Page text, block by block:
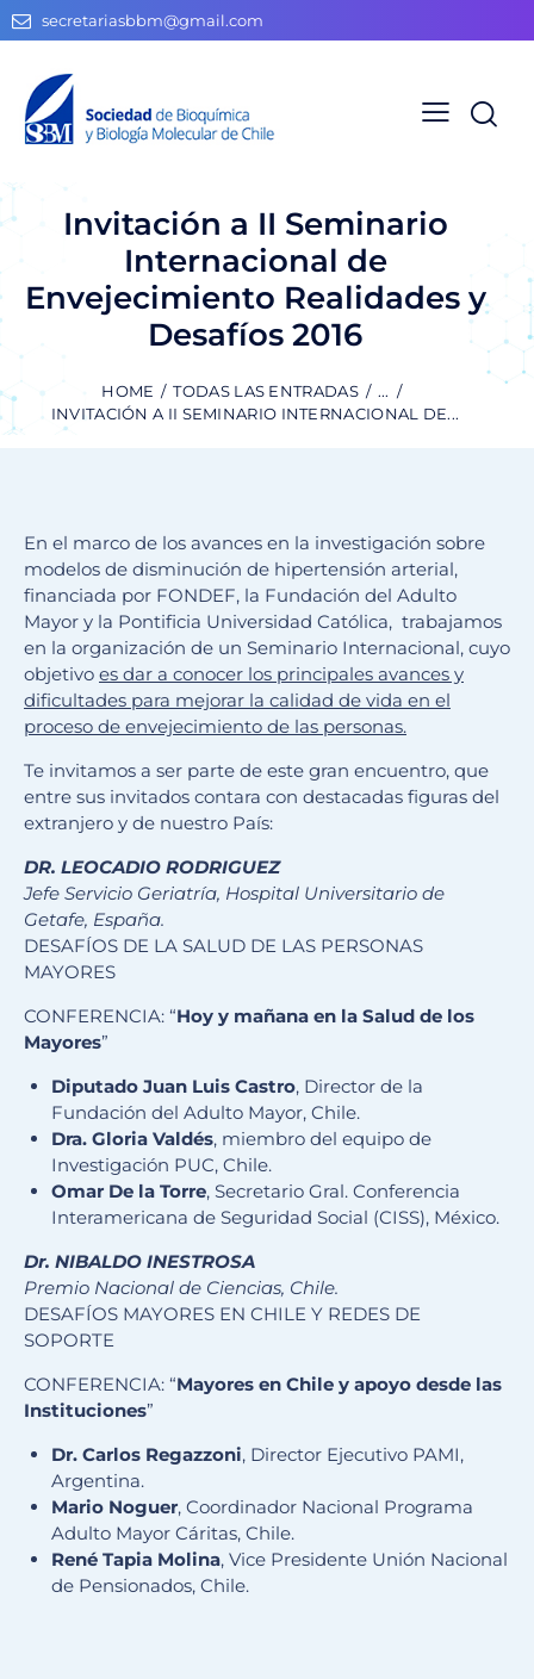
secretariasbbm@gmail.com
Invitación a II Seminario
Internacional de
Envejecimiento Realidades y
Desafíos 2016
HOME TODAS LAS ENTRADAS
...
INVITACIÓN A II SEMINARIO INTERNACIONAL DE...
En el marco de los avances en la investigación sobre
modelos de disminución de hipertensión arterial,
financiada por FONDEF, la Fundación del Adulto
Mayor y la Pontificia Universidad Católica, trabajamos
en la organización de un Seminario Internacional, cuyo
objetivo es dar a conocer los principales avances y
dificultades para mejorar la calidad de vida en el
proceso de envejecimiento de las personas.
Te invitamos a ser parte de este gran encuentro, que
entre sus invitados contara con destacadas figuras del
extranjero y de nuestro País:
DR. LEOCADIO RODRIGUEZ
Jefe Servicio Geriatría, Hospital Universitario de
Getafe, España.
DESAFÍOS DE LA SALUD DE LAS PERSONAS
MAYORES
CONFERENCIA: “Hoy y mañana en la Salud de los
Mayores”
Diputado Juan Luis Castro, Director de la
Fundación del Adulto Mayor, Chile.
Dra. Gloria Valdés, miembro del equipo de
Investigación PUC, Chile.
Omar De la Torre, Secretario Gral. Conferencia
Interamericana de Seguridad Social (CISS), México.
Dr. NIBALDO INESTROSA
Premio Nacional de Ciencias, Chile.
DESAFÍOS MAYORES EN CHILE Y REDES DE
SOPORTE
CONFERENCIA: “Mayores en Chile y apoyo desde las
Instituciones”
Dr. Carlos Regazzoni, Director Ejecutivo PAMI,
Argentina.
Mario Noguer, Coordinador Nacional Programa
Adulto Mayor Cáritas, Chile.
René Tapia Molina, Vice Presidente Unión Nacional
de Pensionados, Chile.